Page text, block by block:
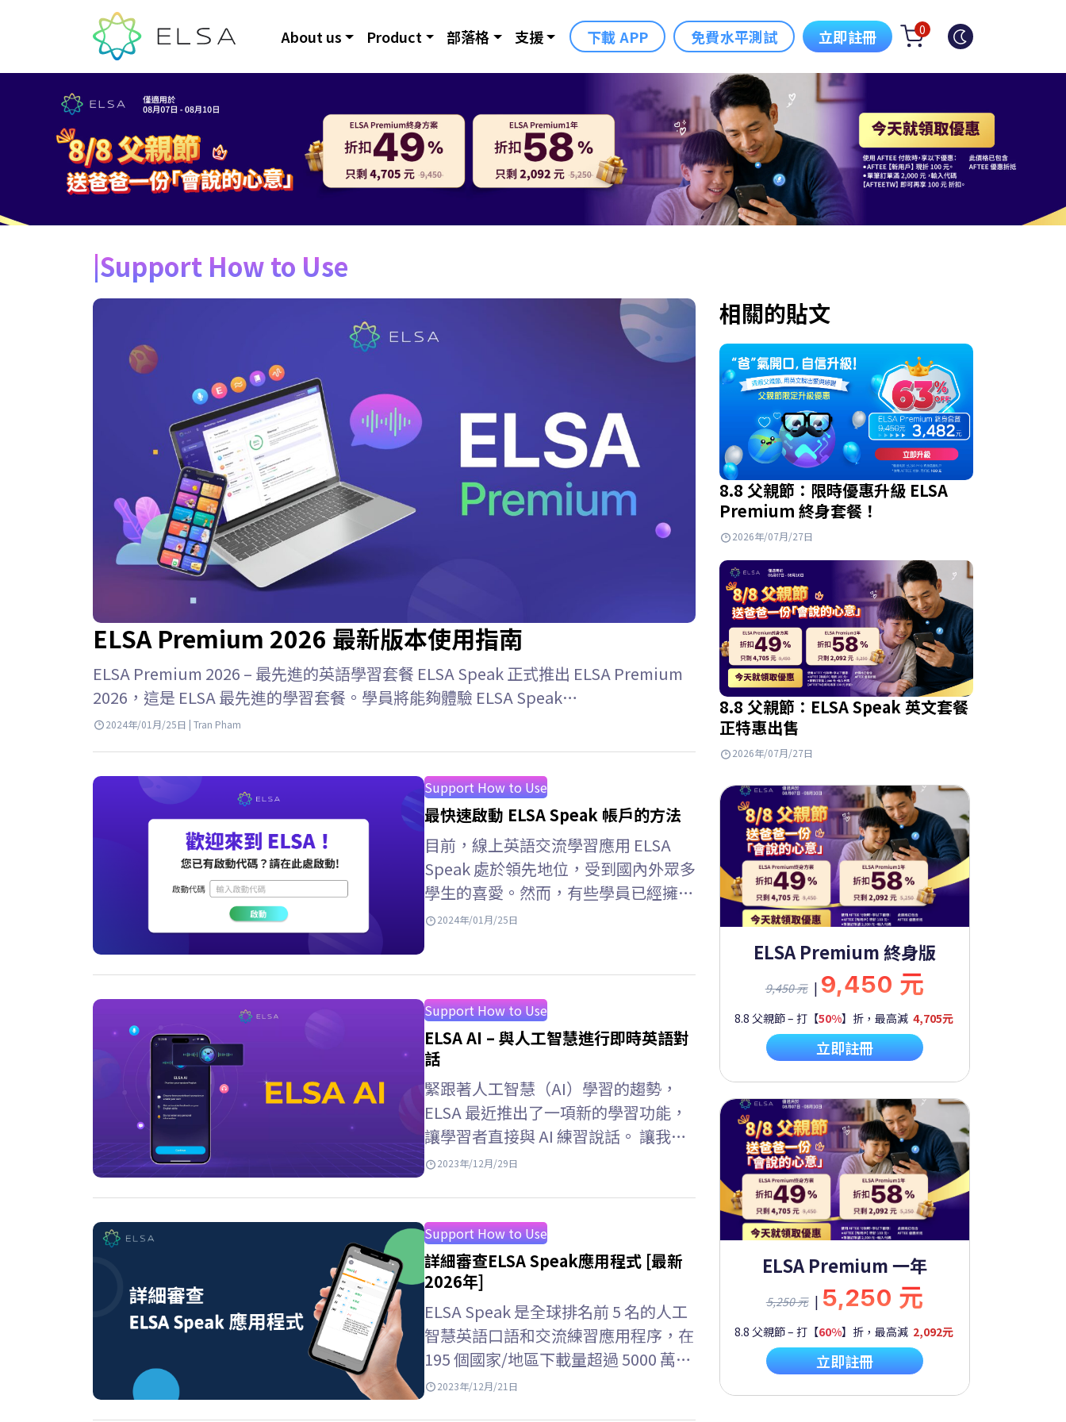
About us Product 部落格 支援 下載 APP 免費水平測試 立即註冊 0
Support How to Use
ELSA Premium 2026 最新版本使用指南
ELSA Premium 2026 – 最先進的英語學習套餐 ELSA Speak 正式推出 ELSA Premium
2026，這是 ELSA 最先進的學習套餐。學員將能夠體驗 ELSA Speak…
2024年/01月/25日 | Tran Pham
Support How to Use
最快速啟動 ELSA Speak 帳戶的方法
目前，線上英語交流學習應用 ELSA
Speak 處於領先地位，受到國內外眾多
學生的喜愛。然而，有些學員已經擁有
這個應用程序，但仍然對如何啟動該應
ELSA Speak –…
2024年/01月/25日
Support How to Use
ELSA AI – 與人工智慧進行即時英語對
話
緊跟著人工智慧（AI）學習的趨勢，
ELSA 最近推出了一項新的學習功能，
讓學習者直接與 AI 練習說話。 讓我們
透過下面的文章來詳細了解這些功能
2023年/12月/29日
Support How to Use
詳細審查ELSA Speak應用程式 [最新
2026年]
ELSA Speak 是全球排名前 5 名的人工
智慧英語口語和交流練習應用程序，在
195 個國家/地區下載量超過 5000 萬
次。 然而，許多人仍然對ELSA…
2023年/12月/21日
相關的貼文
8.8 父親節：限時優惠升級 ELSA
Premium 終身套餐！
2026年/07月/27日
8.8 父親節：ELSA Speak 英文套餐
正特惠出售
2026年/07月/27日
ELSA Premium 終身版
9,450 元 | 9,450 元
8.8 父親節 – 打【50%】折，最高減 4,705元
立即註冊
ELSA Premium 一年
5,250 元 | 5,250 元
8.8 父親節 – 打【60%】折，最高減 2,092元
立即註冊